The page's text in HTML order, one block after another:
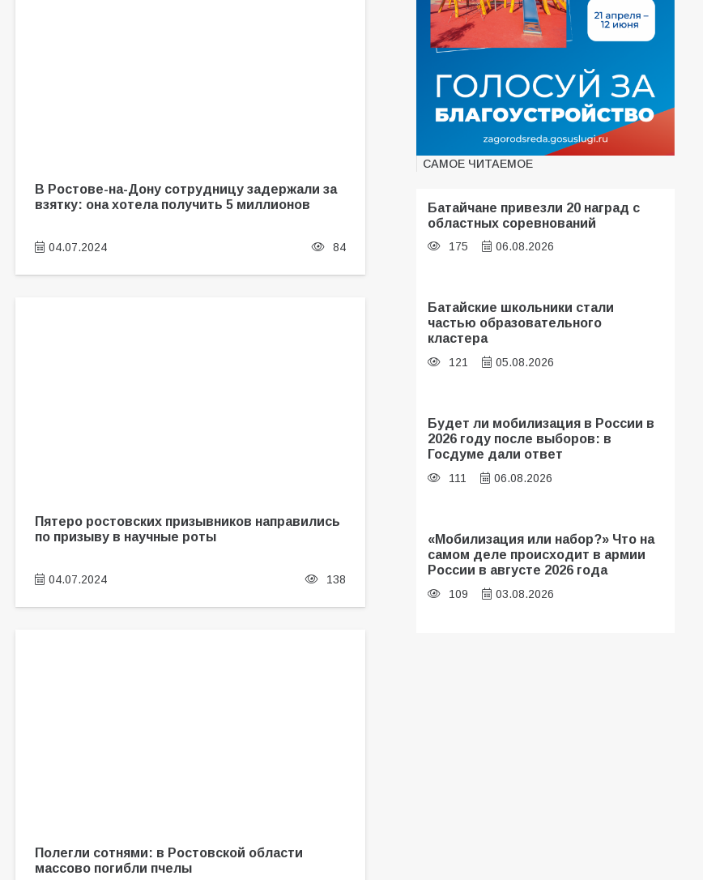
В Ростове-на-Дону сотрудницу задержали за
взятку: она хотела получить 5 миллионов
04.07.2024 84
Пятеро ростовских призывников направились
по призыву в научные роты
04.07.2024 138
Полегли сотнями: в Ростовской области
массово погибли пчелы
САМОЕ ЧИТАЕМОЕ
Батайчане привезли 20 наград с
областных соревнований
175 06.08.2026
Батайские школьники стали
частью образовательного
кластера
121 05.08.2026
Будет ли мобилизация в России в
2026 году после выборов: в
Госдуме дали ответ
111 06.08.2026
«Мобилизация или набор?» Что на
самом деле происходит в армии
России в августе 2026 года
109 03.08.2026